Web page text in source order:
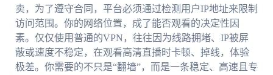
卖，为了遵守合同，平台必须通过检测用户IP地址来限制
访问范围。你的网络位置，成了能否观看的决定性因
素。仅仅使用普通的VPN，往往因为线路拥堵、IP被屏
蔽或速度不稳定，在观看高清直播时卡顿、掉线，体验
极差。你需要的不只是“翻墙”，而是一条稳定、高速且专